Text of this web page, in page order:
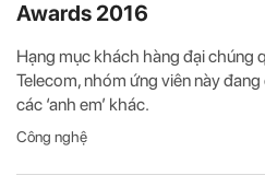
Awards 2016
Hạng mục khách hàng đại chúng
Telecom, nhóm ứng viên này
các ‘anh em’ khác.
Công nghệ